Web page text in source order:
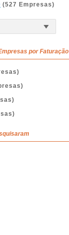
(527 Empresas)
por Faturação